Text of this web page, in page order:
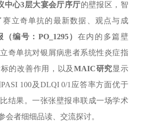
中心3层大宴会厅序厅的壁报区，智
赛立奇单抗的最新数据、观点与成
编号：PO_1295） 在内的多篇壁
奇单抗对银屑病患者系统性炎症指
的改善作用，以及 MAIC研究显示
100及DLQI 0/1应答率方面优于
结果。一张张壁报串联成一场学术
会者细细品读、交流探讨。